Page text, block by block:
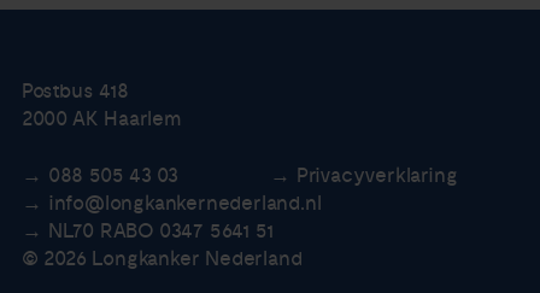
Postbus 418
2000 AK Haarlem
088 505 43 03
Privacyverklaring
info@longkankernederland.nl
NL70 RABO 0347 5641 51
© 2026 Longkanker Nederland